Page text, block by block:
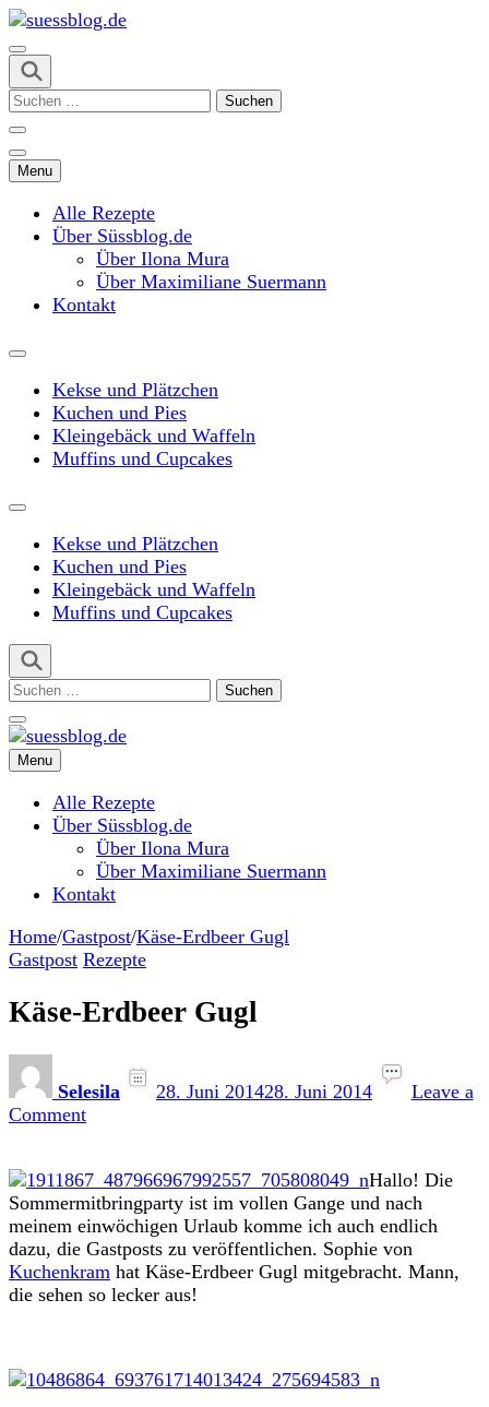
Skip
to
content
(Press
Enter)
suessblog.de
Suchen
Menu
Alle Rezepte
Über Süssblog.de
Über Ilona Mura
Über Maximiliane Suermann
Kontakt
Kekse und Plätzchen
Kuchen und Pies
Kleingebäck und Waffeln
Muffins und Cupcakes
Kekse und Plätzchen
Kuchen und Pies
Kleingebäck und Waffeln
Muffins und Cupcakes
Suchen
suessblog.de
Menu
Alle Rezepte
Über Süssblog.de
Über Ilona Mura
Über Maximiliane Suermann
Kontakt
Home/Gastpost/Käse-Erdbeer Gugl
Gastpost Rezepte
Käse-Erdbeer Gugl
Selesila 28. Juni 201428. Juni 2014
Leave a
Commenton
Gugl
Hallo! Die
Sommermitbringparty ist im vollen Gange und nach
meinem einwöchigen Urlaub komme ich auch endlich
dazu, die Gastposts zu veröffentlichen. Sophie von
Kuchenkram hat Käse-Erdbeer Gugl mitgebracht. Mann,
die sehen so lecker aus!